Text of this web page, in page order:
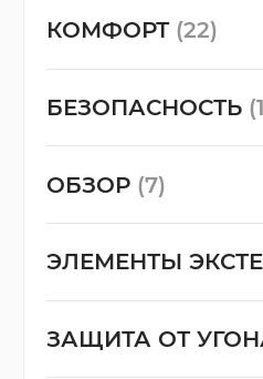
КОМФОРТ (22)
БЕЗОПАСНОСТЬ
ОБЗОР (7)
ЭЛЕМЕНТЫ
ЗАЩИТА ОТ